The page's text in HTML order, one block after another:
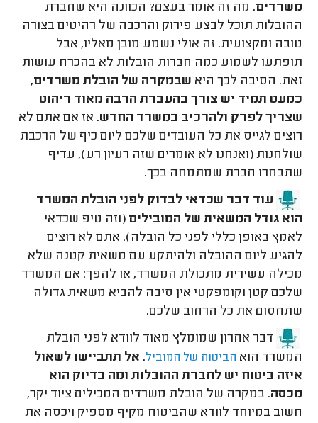
משרדים. מה זה אומר בעצם? הכוונה היא שחברת
ההובלות תוכל לבצע פירוק והרכבה של רהיטים בצורה
טובה ומקצועית. זה אולי נשמע מובן מאליו, אבל
תופתעו לשמוע כמה חברות הובלות לא בהכרח עושות
זאת. הסיבה לכך היא שבמקרה של הובלת משרדים,
כמעט תמיד יש צורך בהעברת הרבה מאוד ריהוט
שצריך לפרק ולהרכיב במשרד החדש. אז אם אתם לא
רוצים לגייס את כל העובדים שלכם ליום כיף של הרכבת
שולחנות (ואנחנו לא אומרים שזה רעיון רע), עדיף
שתבחרו חברת שמתמחה בכך.
עוד דבר שכדאי לבדוק לפני הובלת המשרד
הוא גודל המשאית של המובילים (וזה טיפ שכדאי
לאמץ באופן כללי לפני כל הובלה). אתם לא רוצים
להגיע ליום ההובלה ולהיתקע עם משאית קטנה שלא
מכילה עשירית מתכולת המשרד, או להפך: אם המשרד
שלכם קטן וקומפקטי אין סיבה להביא משאית גדולה
שתחסום את כל הרחוב שלכם.
דבר אחרון שמומלץ מאוד לוודא לפני הובלת
המשרד הוא הביטוח של המוביל. אל תתביישו לשאול
איזה ביטוח יש לחברת ההובלות ומה בדיוק הוא
מכסה. במקרה של הובלת משרדים המכילים ציוד יקר,
חשוב במיוחד לוודא שהביטוח מקיף מספיק ויכסה את